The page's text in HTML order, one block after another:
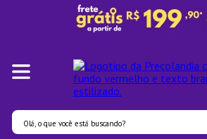
Olá, o que você está buscando?